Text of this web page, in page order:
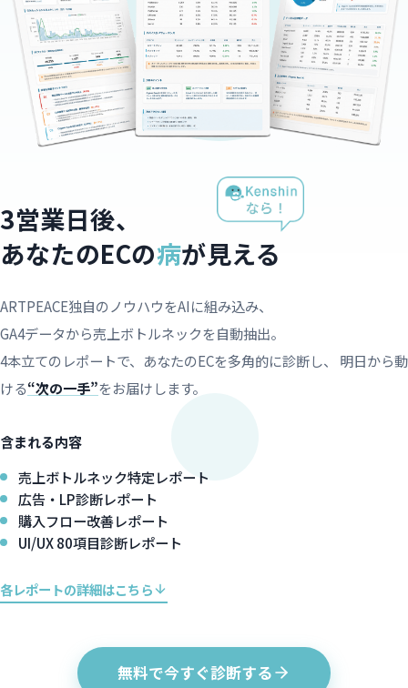
3営業日後、
あなたのECの病が見える
ARTPEACE独自のノウハウをAIに組み込み、
GA4データから売上ボトルネックを自動抽出。
4本立てのレポートで、あなたのECを多角的に診断し、
明日から動
ける“次の一手”をお届けします。
含まれる内容
売上ボトルネック特定レポート
広告・LP診断レポート
購入フロー改善レポート
UI/UX 80項目診断レポート
各レポートの詳細はこちら
無料で今すぐ診断する